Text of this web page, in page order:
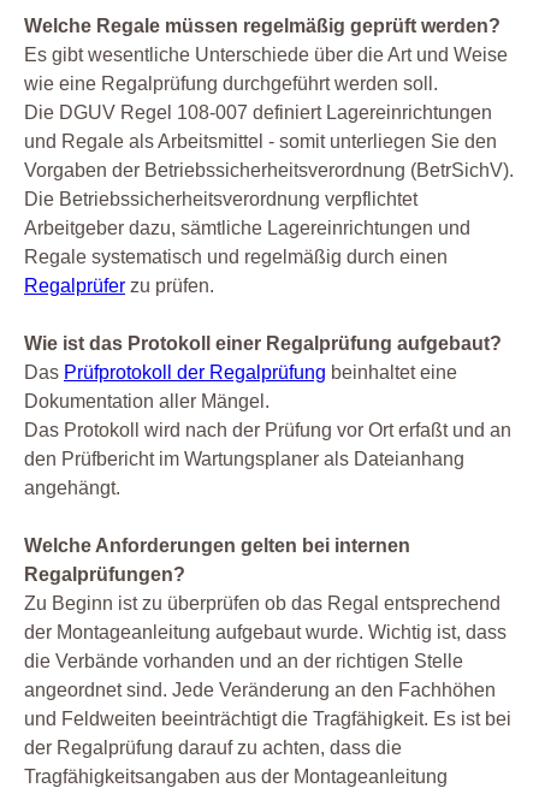
Welche Regale müssen regelmäßig geprüft werden?
Es gibt wesentliche Unterschiede über die Art und Weise
wie eine Regalprüfung durchgeführt werden soll.
Die DGUV Regel 108-007 definiert Lagereinrichtungen
und Regale als Arbeitsmittel - somit unterliegen Sie den
Vorgaben der Betriebssicherheitsverordnung (BetrSichV).
Die Betriebssicherheitsverordnung verpflichtet
Arbeitgeber dazu, sämtliche Lagereinrichtungen und
Regale systematisch und regelmäßig durch einen
Regalprüfer zu prüfen.
Wie ist das Protokoll einer Regalprüfung aufgebaut?
Das Prüfprotokoll der Regalprüfung beinhaltet eine
Dokumentation aller Mängel.
Das Protokoll wird nach der Prüfung vor Ort erfaßt und an
den Prüfbericht im Wartungsplaner als Dateianhang
angehängt.
Welche Anforderungen gelten bei internen
Regalprüfungen?
Zu Beginn ist zu überprüfen ob das Regal entsprechend
der Montageanleitung aufgebaut wurde. Wichtig ist, dass
die Verbände vorhanden und an der richtigen Stelle
angeordnet sind. Jede Veränderung an den Fachhöhen
und Feldweiten beeinträchtigt die Tragfähigkeit. Es ist bei
der Regalprüfung darauf zu achten, dass die
Tragfähigkeitsangaben aus der Montageanleitung